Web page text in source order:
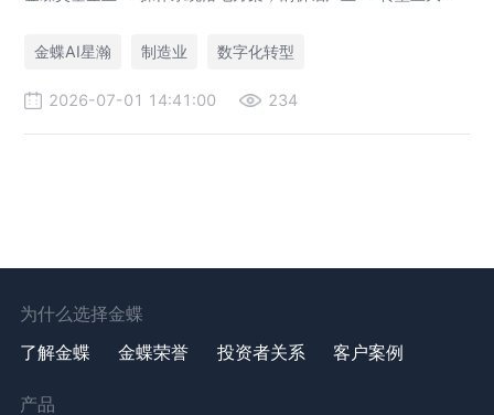
级。
金蝶AI星瀚 制造业 数字化转型
2026-07-01 14:41:00 234
为什么选择金蝶
了解金蝶
金蝶荣誉 投资者关系 客户案例
产品